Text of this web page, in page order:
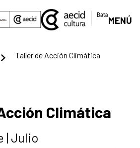
MENÚ
Taller de Acción Climática
Climática
| Julio